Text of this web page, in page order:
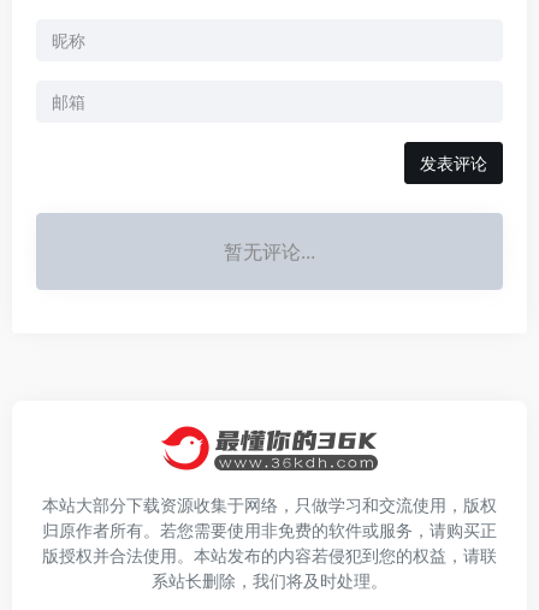
发表评论
暂无评论...
本站大部分下载资源收集于网络，只做学习和交流使用，版权
归原作者所有。若您需要使用非免费的软件或服务，请购买正
版授权并合法使用。本站发布的内容若侵犯到您的权益，请联
系站长删除，我们将及时处理。